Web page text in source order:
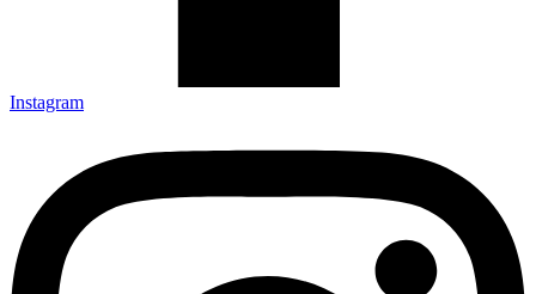
Instagram